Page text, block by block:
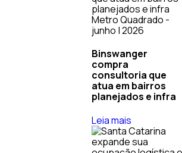
Metro Quadrado -
junho | 2026
Binswanger
compra
consultoria que
atua em bairros
planejados e infra
Leia mais